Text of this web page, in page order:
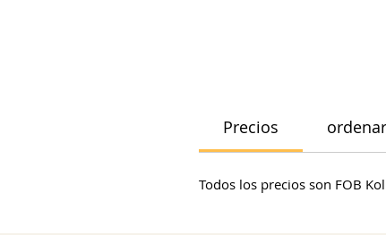
Precios ordenar
Todos los precios son FOB